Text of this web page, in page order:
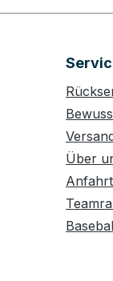
Über